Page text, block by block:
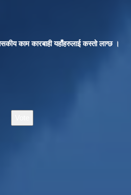
काम कारबाही यहाँहरुलाई कस्तो लाग्छ ।